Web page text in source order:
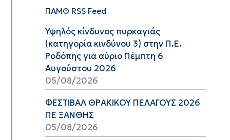
ΠΑΜΘ RSS Feed
Υψηλός κίνδυνος πυρκαγιάς
(κατηγορία κινδύνου 3) στην Π.Ε.
Ροδόπης για αύριο Πέμπτη 6
Αυγούστου 2026
05/08/2026
ΦΕΣΤΙΒΑΛ ΘΡΑΚΙΚΟΥ ΠΕΛΑΓΟΥΣ 2026
ΠΕ ΞΑΝΘΗΣ
05/08/2026